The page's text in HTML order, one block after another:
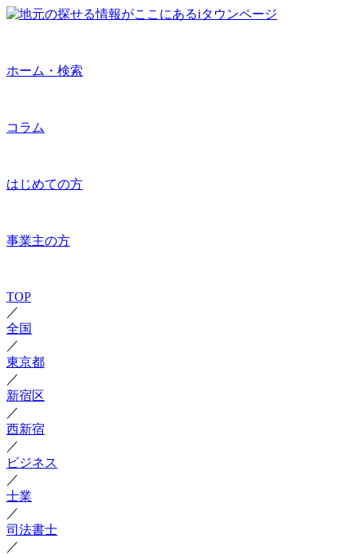
ホーム・検索
コラム
はじめての方
事業主の方
TOP
／
全国
／
東京都
／
新宿区
／
西新宿
／
ビジネス
／
士業
／
司法書士
／